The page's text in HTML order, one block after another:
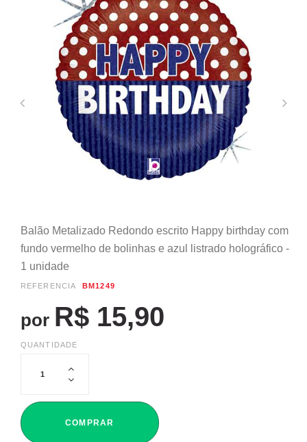
Balão Metalizado Redondo escrito Happy birthday com
fundo vermelho de bolinhas e azul listrado holográfico -
1 unidade
REFERÊNCIA BM1249
por R$ 15,90
QUANTIDADE
COMPRAR